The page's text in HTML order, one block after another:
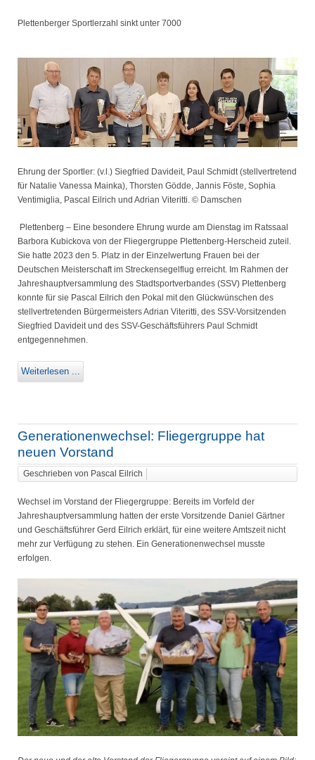
Plettenberger Sportlerzahl sinkt unter 7000
Ehrung der Sportler: (v.l.) Siegfried Davideit, Paul Schmidt (stellvertretend
für Natalie Vanessa Mainka), Thorsten Gödde, Jannis Föste, Sophia
Ventimiglia, Pascal Eilrich und Adrian Viteritti. © Damschen
Plettenberg – Eine besondere Ehrung wurde am Dienstag im Ratssaal
Barbora Kubickova von der Fliegergruppe Plettenberg-Herscheid zuteil.
Sie hatte 2023 den 5. Platz in der Einzelwertung Frauen bei der
Deutschen Meisterschaft im Streckensegelflug erreicht. Im Rahmen der
Jahreshauptversammlung des Stadtsportverbandes (SSV) Plettenberg
konnte für sie Pascal Eilrich den Pokal mit den Glückwünschen des
stellvertretenden Bürgermeisters Adrian Viteritti, des SSV-Vorsitzenden
Siegfried Davideit und des SSV-Geschäftsführers Paul Schmidt
entgegennehmen.
Weiterlesen ...
Generationenwechsel: Fliegergruppe hat
neuen Vorstand
Geschrieben von Pascal Eilrich
Wechsel im Vorstand der Fliegergruppe: Bereits im Vorfeld der
Jahreshauptversammlung hatten der erste Vorsitzende Daniel Gärtner
und Geschäftsführer Gerd Eilrich erklärt, für eine weitere Amtszeit nicht
mehr zur Verfügung zu stehen. Ein Generationenwechsel musste
erfolgen.